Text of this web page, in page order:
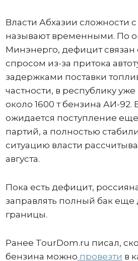
Власти Абхазии сложности
называют временными. По
Минэнерго, дефицит связан
спросом из-за притока
задержками поставки
частности, в республику
около 1600 т бензина АИ-
ожидается поступление
партий, а полностью
ситуацию власти
августа.
Пока есть дефицит,
заправлять полный бак еще
границы.
Ранее TourDom.ru писал,
бензина можно провезти в